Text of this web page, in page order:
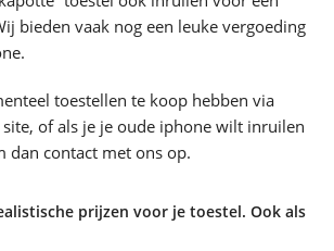
bieden vaak nog een leuke vergoeding
toestellen te koop hebben via
of als je je oude iphone wilt inruilen
dan contact met ons op.
prijzen voor je toestel. Ook als